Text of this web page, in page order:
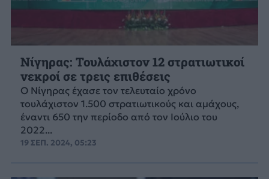
Νίγηρας: Τουλάχιστον 12 στρατιωτικοί
νεκροί σε τρεις επιθέσεις
Ο Νίγηρας έχασε τον τελευταίο χρόνο
τουλάχιστον 1.500 στρατιωτικούς και αμάχους,
έναντι 650 την περίοδο από τον Ιούλιο του
2022...
19 ΣΕΠ. 2024, 05:23